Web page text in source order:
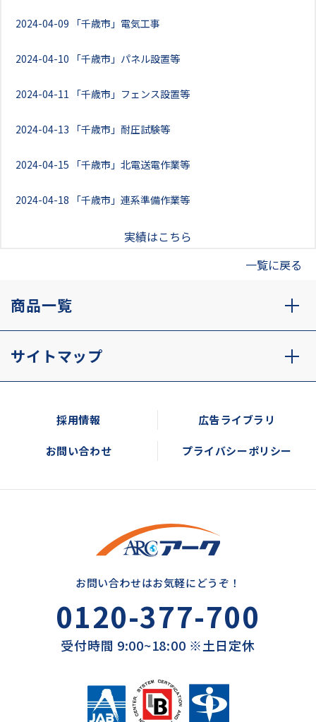
2024-04-09 「千歳市」電気工事
2024-04-10 「千歳市」パネル設置等
2024-04-11 「千歳市」フェンス設置等
2024-04-13 「千歳市」耐圧試験等
2024-04-15 「千歳市」北電送電作業等
2024-04-18 「千歳市」連系準備作業等
実績はこちら
一覧に戻る
商品一覧
サイトマップ
採用情報 広告ライブラリ
お問い合わせ プライバシーポリシー
お問い合わせはお気軽にどうぞ！
0120-377-700
受付時間 9:00~18:00 ※土日定休